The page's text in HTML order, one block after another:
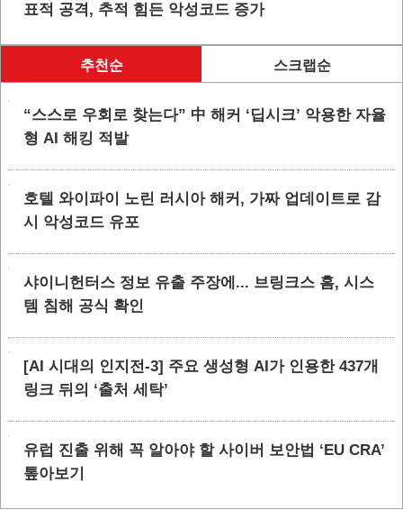
표적 공격, 추적 힘든 악성코드 증가
추천순 스크랩순
“스스로 우회로 찾는다” 中 해커 ‘딥시크’ 악용한 자율
형 AI 해킹 적발
호텔 와이파이 노린 러시아 해커, 가짜 업데이트로 감
시 악성코드 유포
샤이니헌터스 정보 유출 주장에... 브링크스 홈, 시스
템 침해 공식 확인
[AI 시대의 인지전-3] 주요 생성형 AI가 인용한 437개
링크 뒤의 ‘출처 세탁’
유럽 진출 위해 꼭 알아야 할 사이버 보안법 ‘EU CRA’
톺아보기